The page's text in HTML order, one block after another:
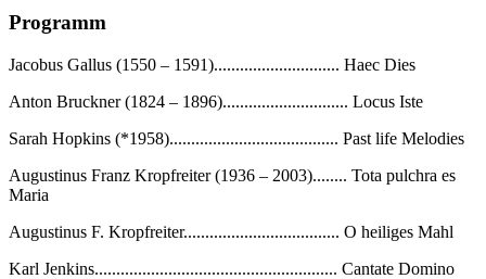
Programm
Jacobus Gallus (1550 – 1591)............................. Haec Dies
Anton Bruckner (1824 – 1896)............................. Locus Iste
Sarah Hopkins (*1958)....................................... Past life Melodies
Augustinus Franz Kropfreiter (1936 – 2003)........ Tota pulchra es
Maria
Augustinus F. Kropfreiter.................................... O heiliges Mahl
Karl Jenkins........................................................ Cantate Domino